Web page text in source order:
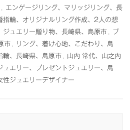
エンゲージリング、マリッジリング、長
指輪、オリジナルリング作成、2人の想
ジュエリー贈り物、長崎県、島原市
ブ
市
リング、着け心地、こだわり、島
輪、長崎県、島原市
山内 常代、山之内
ュエリー、プレゼントジュエリー、島
性ジュエリーデザイナー